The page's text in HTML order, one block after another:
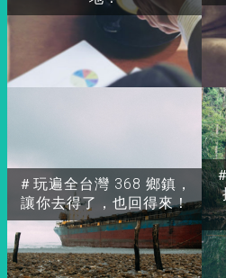
＃玩遍全台灣 368 鄉鎮，
讓你去得了，也回得來！